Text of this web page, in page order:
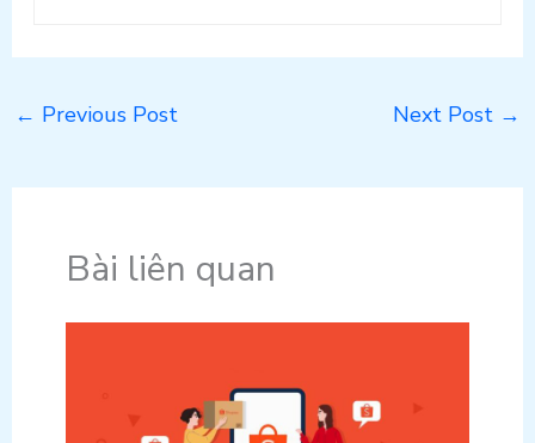
← Previous Post Next Post →
Bài liên quan